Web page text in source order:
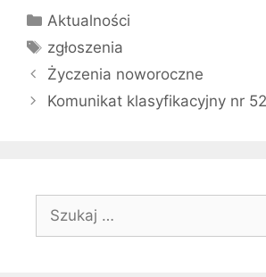
Kategorie
Aktualności
Tagi
zgłoszenia
Życzenia noworoczne
Komunikat klasyfikacyjny nr
Szukaj: